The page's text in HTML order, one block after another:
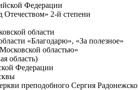
Федерации
Отечеством» 2-й степени
области
«Благодарю», «За полезное»
областью»
область)
Федерации
преподобного Сергия